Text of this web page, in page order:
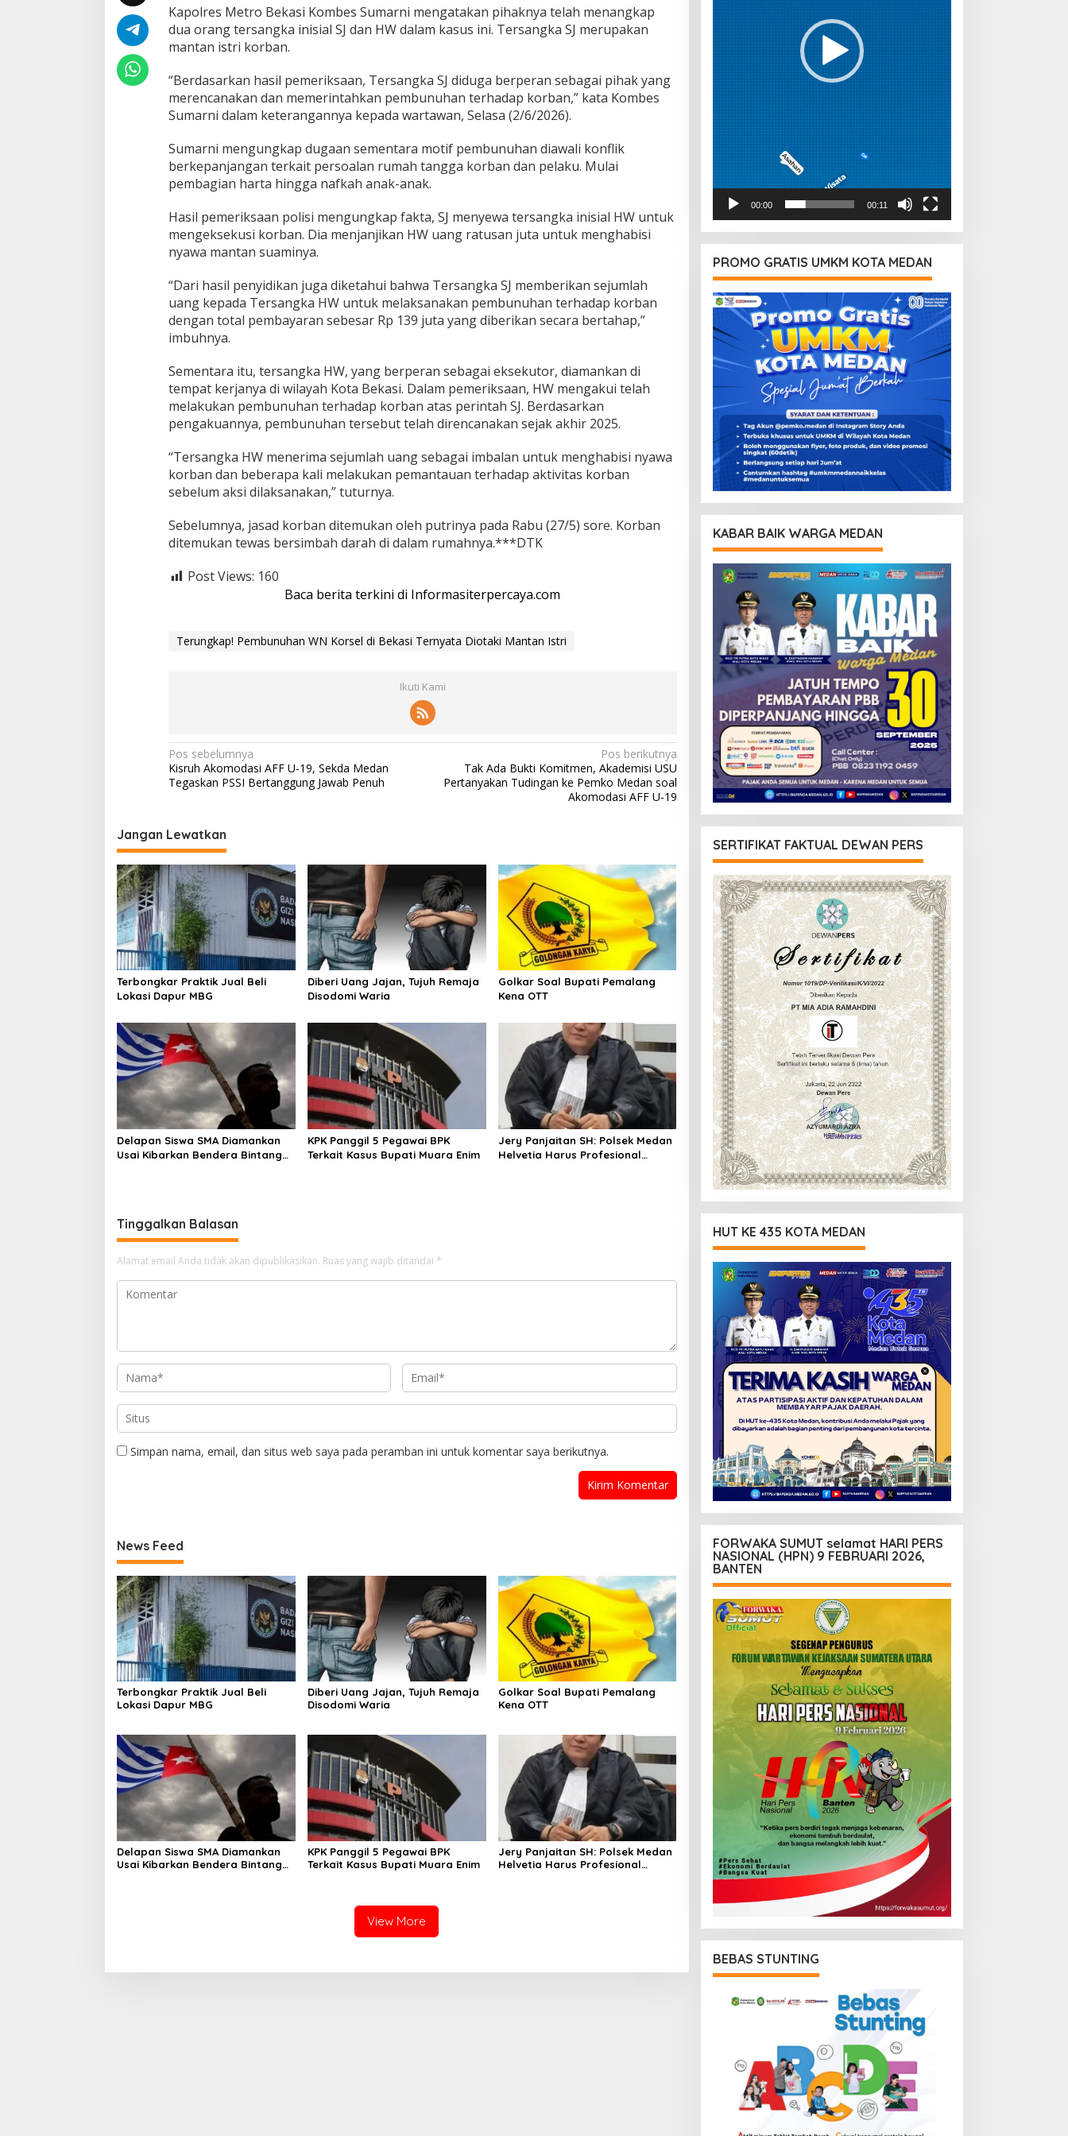
T
e
r
n
a
t
a
o
t
a
i
a
n
a
n
s
t
i
Kapolres Metro Bekasi Kombes Sumarni mengatakan pihaknya telah menangkap
dua orang tersangka inisial SJ dan HW dalam kasus ini. Tersangka SJ merupakan
mantan istri korban.
“Berdasarkan hasil pemeriksaan, Tersangka SJ diduga berperan sebagai pihak yang
merencanakan dan memerintahkan pembunuhan terhadap korban,” kata Kombes
Sumarni dalam keterangannya kepada wartawan, Selasa (2/6/2026).
Sumarni mengungkap dugaan sementara motif pembunuhan diawali konflik
berkepanjangan terkait persoalan rumah tangga korban dan pelaku. Mulai
pembagian harta hingga nafkah anak-anak.
Hasil pemeriksaan polisi mengungkap fakta, SJ menyewa tersangka inisial HW untuk
mengeksekusi korban. Dia menjanjikan HW uang ratusan juta untuk menghabisi
nyawa mantan suaminya.
“Dari hasil penyidikan juga diketahui bahwa Tersangka SJ memberikan sejumlah
uang kepada Tersangka HW untuk melaksanakan pembunuhan terhadap korban
dengan total pembayaran sebesar Rp 139 juta yang diberikan secara bertahap,”
imbuhnya.
Sementara itu, tersangka HW, yang berperan sebagai eksekutor, diamankan di
tempat kerjanya di wilayah Kota Bekasi. Dalam pemeriksaan, HW mengakui telah
melakukan pembunuhan terhadap korban atas perintah SJ. Berdasarkan
pengakuannya, pembunuhan tersebut telah direncanakan sejak akhir 2025.
“Tersangka HW menerima sejumlah uang sebagai imbalan untuk menghabisi nyawa
korban dan beberapa kali melakukan pemantauan terhadap aktivitas korban
sebelum aksi dilaksanakan,” tuturnya.
Sebelumnya, jasad korban ditemukan oleh putrinya pada Rabu (27/5) sore. Korban
ditemukan tewas bersimbah darah di dalam rumahnya.***DTK
Post Views: 160
Baca berita terkini di Informasiterpercaya.com
Terungkap! Pembunuhan WN Korsel di Bekasi Ternyata Diotaki Mantan Istri
Ikuti Kami
N
a
i
g
a
s
i
p
o
s
Pos sebelumnya
Kisruh Akomodasi AFF U-19, Sekda Medan
Tegaskan PSSI Bertanggung Jawab Penuh
Pos berikutnya
Tak Ada Bukti Komitmen, Akademisi USU
Pertanyakan Tudingan ke Pemko Medan soal
Akomodasi AFF U-19
Jangan Lewatkan
Terbongkar Praktik Jual Beli
Lokasi Dapur MBG
Diberi Uang Jajan, Tujuh Remaja
Disodomi Waria
Golkar Soal Bupati Pemalang
Kena OTT
Delapan Siswa SMA Diamankan
Usai Kibarkan Bendera Bintang
KPK Panggil 5 Pegawai BPK
Terkait Kasus Bupati Muara Enim
Jery Panjaitan SH: Polsek Medan
Helvetia Harus Profesional
Tinggalkan Balasan
Alamat email Anda tidak akan dipublikasikan. Ruas yang wajib ditandai *
Simpan nama, email, dan situs web saya pada peramban ini untuk komentar saya berikutnya.
News Feed
Terbongkar Praktik Jual Beli
Lokasi Dapur MBG
Diberi Uang Jajan, Tujuh Remaja
Disodomi Waria
Golkar Soal Bupati Pemalang
Kena OTT
Delapan Siswa SMA Diamankan
Usai Kibarkan Bendera Bintang
KPK Panggil 5 Pegawai BPK
Terkait Kasus Bupati Muara Enim
Jery Panjaitan SH: Polsek Medan
Helvetia Harus Profesional
View More
00:00 00:11
PROMO GRATIS UMKM KOTA MEDAN
KABAR BAIK WARGA MEDAN
SERTIFIKAT FAKTUAL DEWAN PERS
HUT KE 435 KOTA MEDAN
FORWAKA SUMUT selamat HARI PERS
NASIONAL (HPN) 9 FEBRUARI 2026,
BANTEN
BEBAS STUNTING